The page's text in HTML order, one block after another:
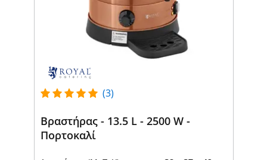
(3)
Βραστήρας - 13.5 L - 2500 W -
Πορτοκαλί